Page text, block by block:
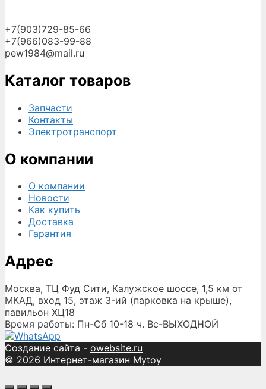
+7(903)729-85-66
+7(966)083-99-88
pew1984@mail.ru
Каталог товаров
Запчасти
Контакты
Электротранспорт
О компании
О компании
Новости
Как купить
Доставка
Гарантия
Адрес
Москва, ТЦ Фуд Сити, Калужское шоссе, 1,5 км от
МКАД, вход 15, этаж 3-ий (парковка на крыше),
павильон ХЦ18
Время работы: Пн-Сб 10-18 ч. Вс-ВЫХОДНОЙ
Создание сайта - owebsite.ru
© 2026 Интернет-магазин Mytoy